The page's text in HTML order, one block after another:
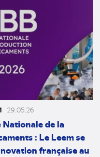
29.05.26
de la
: Le Leem se
française au